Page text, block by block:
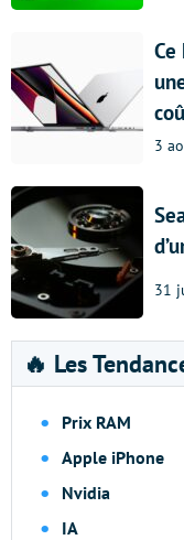
Ce
3
31
🔥 Les
Prix RAM
Apple iPhone
Nvidia
IA